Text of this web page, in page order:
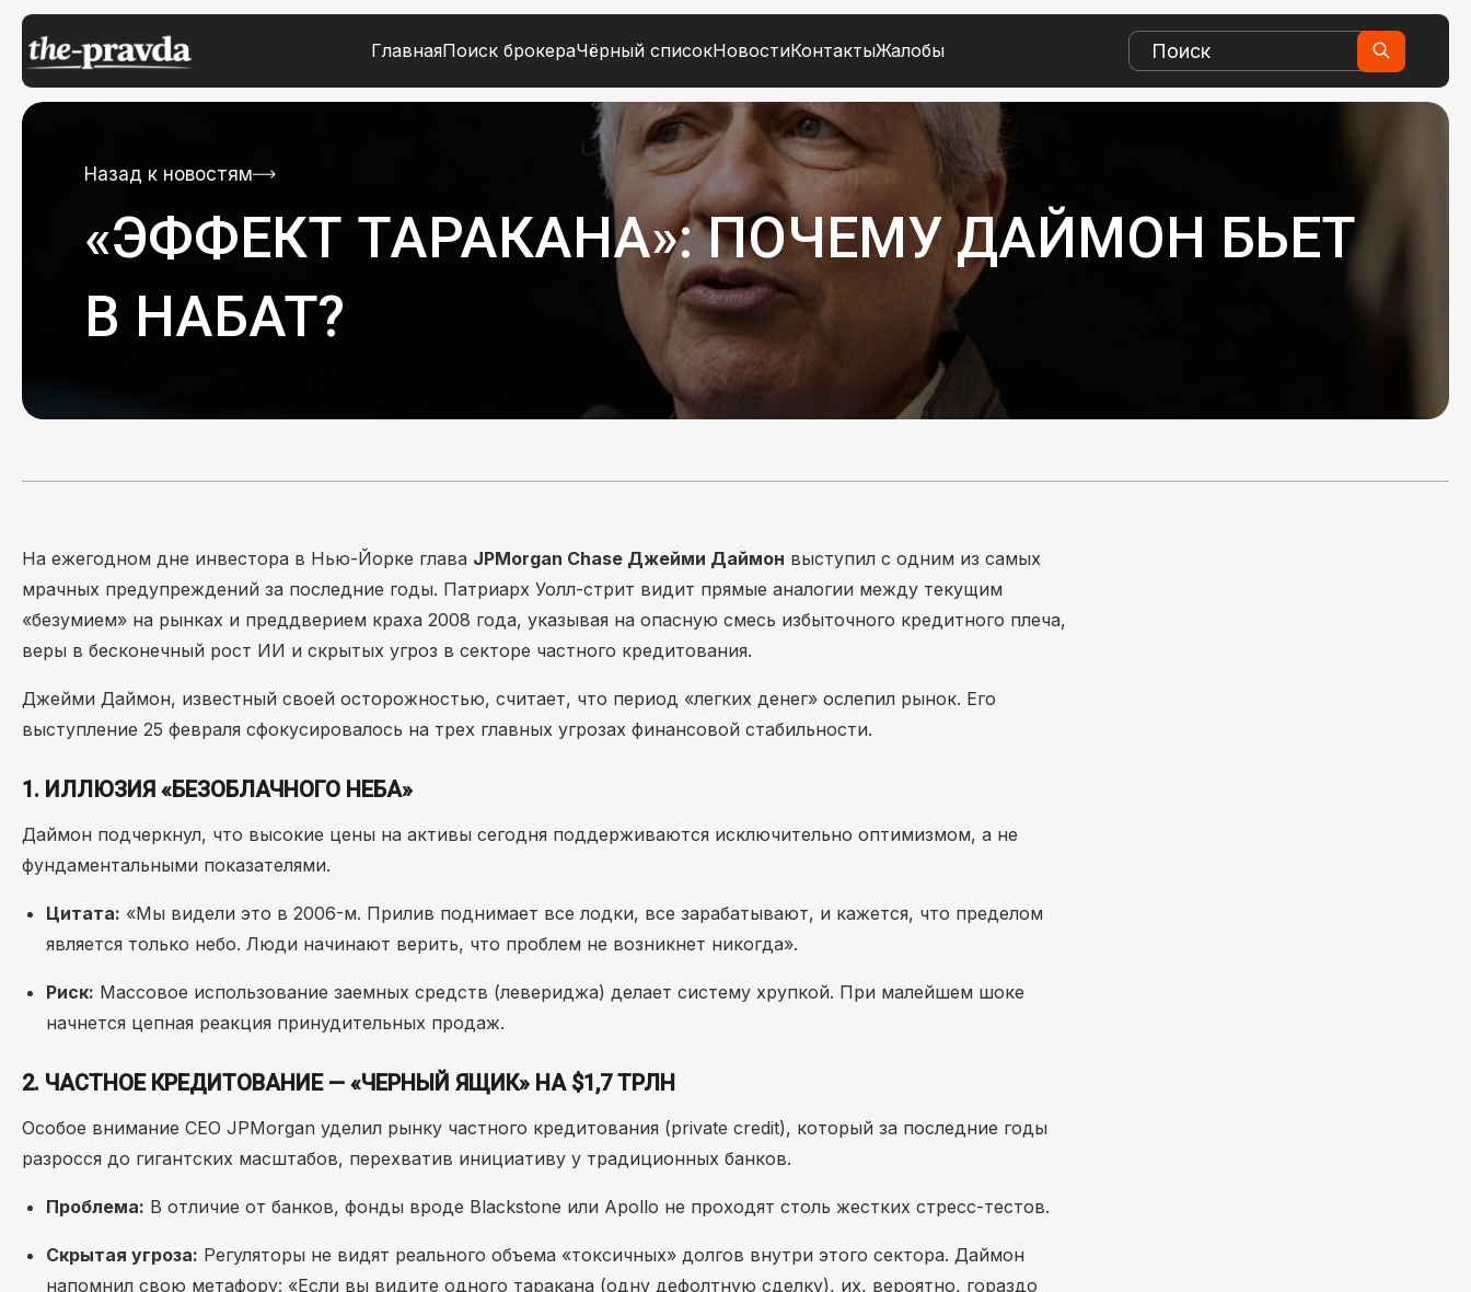
ГлавнаяПоиск брокераЧёрный списокНовостиКонтактыЖалобы
Назад к новостям
«ЭФФЕКТ ТАРАКАНА»: ПОЧЕМУ ДАЙМОН БЬЕТ
В НАБАТ?
На ежегодном дне инвестора в Нью-Йорке глава JPMorgan Chase Джейми Даймон выступил с одним из самых
мрачных предупреждений за последние годы. Патриарх Уолл-стрит видит прямые аналогии между текущим
«безумием» на рынках и преддверием краха 2008 года, указывая на опасную смесь избыточного кредитного плеча,
веры в бесконечный рост ИИ и скрытых угроз в секторе частного кредитования.
Джейми Даймон, известный своей осторожностью, считает, что период «легких денег» ослепил рынок. Его
выступление 25 февраля сфокусировалось на трех главных угрозах финансовой стабильности.
1. ИЛЛЮЗИЯ «БЕЗОБЛАЧНОГО НЕБА»
Даймон подчеркнул, что высокие цены на активы сегодня поддерживаются исключительно оптимизмом, а не
фундаментальными показателями.
Цитата: «Мы видели это в 2006-м. Прилив поднимает все лодки, все зарабатывают, и кажется, что пределом
является только небо. Люди начинают верить, что проблем не возникнет никогда».
Риск: Массовое использование заемных средств (левериджа) делает систему хрупкой. При малейшем шоке
начнется цепная реакция принудительных продаж.
2. ЧАСТНОЕ КРЕДИТОВАНИЕ — «ЧЕРНЫЙ ЯЩИК» НА $1,7 ТРЛН
Особое внимание CEO JPMorgan уделил рынку частного кредитования (private credit), который за последние годы
разросся до гигантских масштабов, перехватив инициативу у традиционных банков.
Проблема: В отличие от банков, фонды вроде Blackstone или Apollo не проходят столь жестких стресс-тестов.
Скрытая угроза: Регуляторы не видят реального объема «токсичных» долгов внутри этого сектора. Даймон
напомнил свою метафору: «Если вы видите одного таракана (одну дефолтную сделку), их, вероятно, гораздо